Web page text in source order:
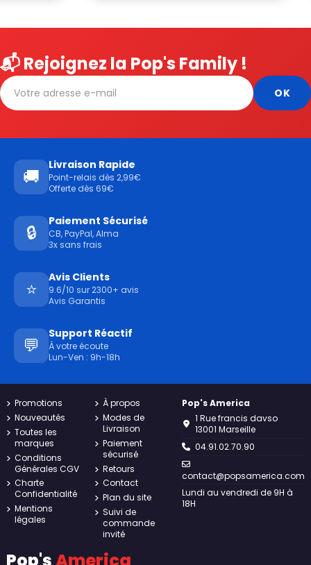
📬 Rejoignez la Pop's Family !
🚚
Livraison Rapide
Point-relais dès 2,99€
Offerte dès 69€
🔒
Paiement Sécurisé
CB, PayPal, Alma
3x sans frais
⭐
Avis Clients
9.6/10 sur 2300+ avis
Avis Garantis
💬
Support Réactif
À votre écoute
Lun-Ven : 9h-18h
Promotions
Nouveautés
Toutes les
marques
Conditions
Générales CGV
Charte
Confidentialité
Mentions
légales
À propos
Modes de
Livraison
Paiement
sécurisé
Retours
Contact
Plan du site
Suivi de
commande
invité
Pop's America
1 Rue francis davso
13001 Marseille
04.91.02.70.90
contact@popsamerica.com
Lundi au vendredi de 9H à
18H
Pop's America